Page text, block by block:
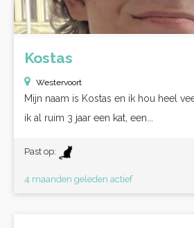
Kostas
Westervoort
Mijn naam is Kostas en ik hou heel
ik al ruim 3 jaar een kat, een...
Past op:
4 maanden geleden actief